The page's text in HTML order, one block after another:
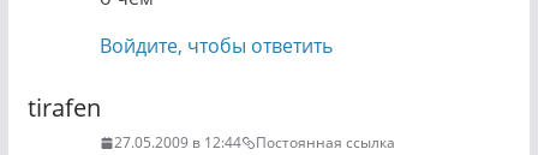
Войдите, чтобы ответить
tirafen
27.05.2009 в 12:44 Постоянная ссылка